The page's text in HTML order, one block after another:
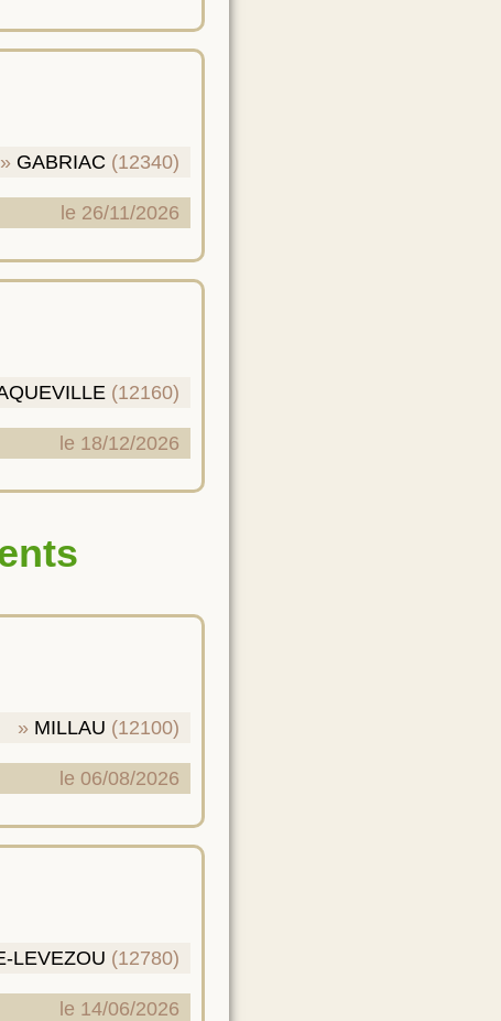
GABRIAC (12340)
le 26/11/2026
(12160)
le 18/12/2026
MILLAU (12100)
le 06/08/2026
LEVEZOU (12780)
le 14/06/2026